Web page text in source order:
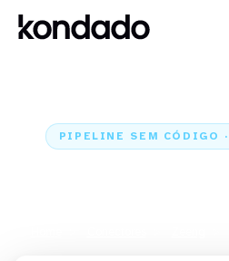
PIPELINE SEM CÓDIGO